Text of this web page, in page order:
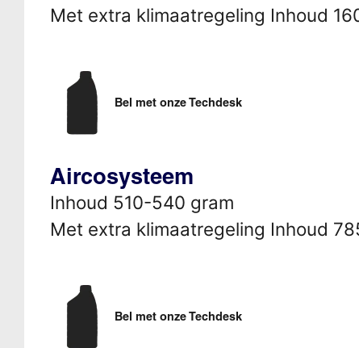
Met extra klimaatregeling Inhoud
Bel met onze Techdesk
Aircosysteem
Inhoud 510-540 gram
Met extra klimaatregeling Inhoud
Bel met onze Techdesk